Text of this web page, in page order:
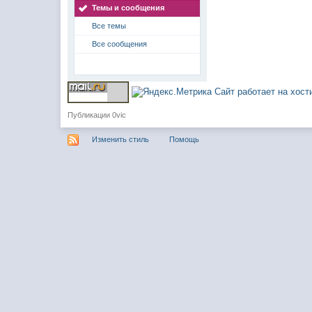
Темы и сообщения
Все темы
Все сообщения
Сайт работает на
Публикации 0vic
Изменить стиль Помощь